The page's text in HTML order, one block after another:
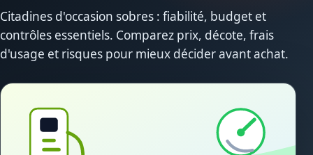
Citadines d'occasion sobres : fiabilité, budget et
contrôles essentiels. Comparez prix, décote, frais
d'usage et risques pour mieux décider avant achat.